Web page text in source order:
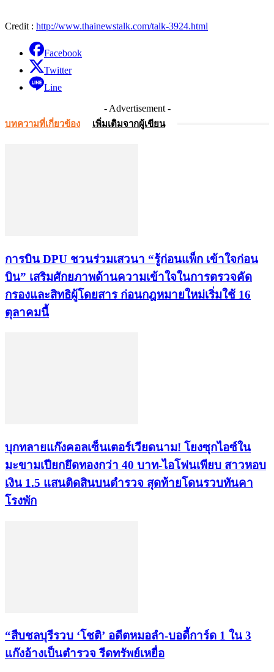
Credit : http://www.thainewstalk.com/talk-3924.html
Facebook
Twitter
Line
- Advertisement -
บทความที่เกี่ยวข้อง เพิ่มเติมจากผู้เขียน
การบิน DPU ชวนร่วมเสวนา “รู้ก่อนแพ็ก เข้าใจก่อน
บิน” เสริมศักยภาพด้านความเข้าใจในการตรวจคัด
กรองและสิทธิผู้โดยสาร ก่อนกฎหมายใหม่เริ่มใช้ 16
ตุลาคมนี้
บุกทลายแก๊งคอลเซ็นเตอร์เวียดนาม! โยงซุกไอซ์ใน
มะขามเปียกยึดทองกว่า 40 บาท-ไอโฟนเพียบ สาวหอบ
เงิน 1.5 แสนติดสินบนตำรวจ สุดท้ายโดนรวบทันคา
โรงพัก
“สืบชลบุรีรวบ ‘โชติ’ อดีตหมอลำ-บอดี้การ์ด 1 ใน 3
แก๊งอ้างเป็นตำรวจ รีดทรัพย์เหยื่อ